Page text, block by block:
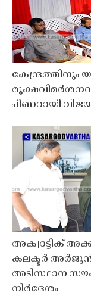
പിണറായി
അക്വാട്ടിക്
കലക്ടർ അർജുൻ
അടിസ്ഥാന
നിർദേശം